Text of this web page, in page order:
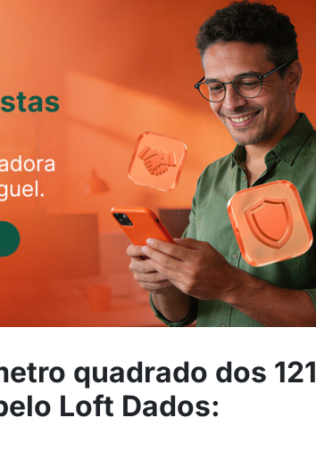
quadrado dos 121
Loft Dados: